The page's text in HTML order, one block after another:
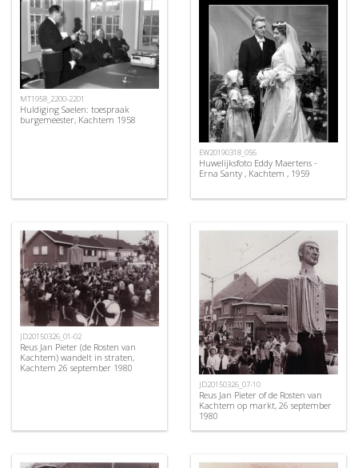
MT1958_2200-2201
Huldiging Saelen: toespraak
burgemeester, Kachtem 1958
EW20190318_056
Huwelijksfoto Eddy Maertens -
Erna Santy , Kachtem , 1959
JD20150326_01-02
Reus Jan Pieter (de Rosten van
Kachtem) wandelt in straten,
Kachtem 26 september 1980
JD20150326_07-10
Reus Jan Pieter of de Rosten van
Kachtem op markt, 26 september
1980